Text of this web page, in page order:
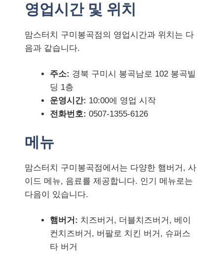
영업시간 및 위치
맘스터치 구미봉곡점의 영업시간과 위치는 다
음과 같습니다.
주소: 경북 구미시 봉곡남로 102 봉곡빌
딩 1층
운영시간: 10:00에 영업 시작
전화번호: 0507-1355-6126
메뉴
맘스터치 구미봉곡점에서는 다양한 햄버거, 사
이드 메뉴, 음료를 제공합니다. 인기 메뉴로는
다음이 있습니다.
햄버거: 치즈버거, 더블치즈버거, 베이
컨치즈버거, 버팔로 치킨 버거, 슈퍼스
타 버거